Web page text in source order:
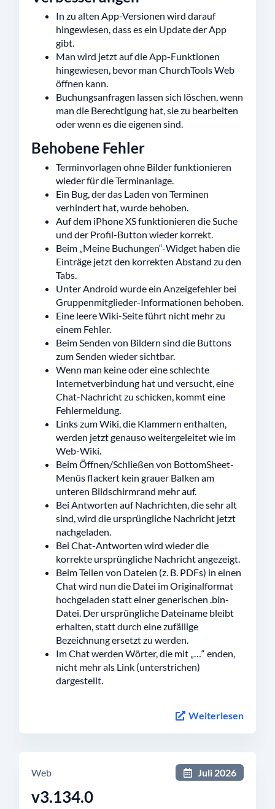
In zu alten App-Versionen wird darauf
hingewiesen, dass es ein Update der App
gibt.
Man wird jetzt auf die App-Funktionen
hingewiesen, bevor man ChurchTools Web
öffnen kann.
Buchungsanfragen lassen sich löschen, wenn
man die Berechtigung hat, sie zu bearbeiten
oder wenn es die eigenen sind.
Behobene Fehler
Terminvorlagen ohne Bilder funktionieren
wieder für die Terminanlage.
Ein Bug, der das Laden von Terminen
verhindert hat, wurde behoben.
Auf dem iPhone XS funktionieren die Suche
und der Profil-Button wieder korrekt.
Beim „Meine Buchungen“-Widget haben die
Einträge jetzt den korrekten Abstand zu den
Tabs.
Unter Android wurde ein Anzeigefehler bei
Gruppenmitglieder-Informationen behoben.
Eine leere Wiki-Seite führt nicht mehr zu
einem Fehler.
Beim Senden von Bildern sind die Buttons
zum Senden wieder sichtbar.
Wenn man keine oder eine schlechte
Internetverbindung hat und versucht, eine
Chat-Nachricht zu schicken, kommt eine
Fehlermeldung.
Links zum Wiki, die Klammern enthalten,
werden jetzt genauso weitergeleitet wie im
Web-Wiki.
Beim Öffnen/Schließen von BottomSheet-
Menüs flackert kein grauer Balken am
unteren Bildschirmrand mehr auf.
Bei Antworten auf Nachrichten, die sehr alt
sind, wird die ursprüngliche Nachricht jetzt
nachgeladen.
Bei Chat-Antworten wird wieder die
korrekte ursprüngliche Nachricht angezeigt.
Beim Teilen von Dateien (z. B. PDFs) in einen
Chat wird nun die Datei im Originalformat
hochgeladen statt einer generischen .bin-
Datei. Der ursprüngliche Dateiname bleibt
erhalten, statt durch eine zufällige
Bezeichnung ersetzt zu werden.
Im Chat werden Wörter, die mit „…“ enden,
nicht mehr als Link (unterstrichen)
dargestellt.
Weiterlesen
Web Juli 2026
v3.134.0